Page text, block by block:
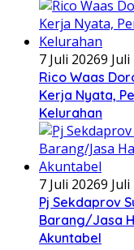
7 Juli 20269 Juli
Rico Waas
Kerja Nyata,
Kelurahan
7 Juli 20269 Juli
Pj Sekdaprov
Barang/Jasa
Akuntabel